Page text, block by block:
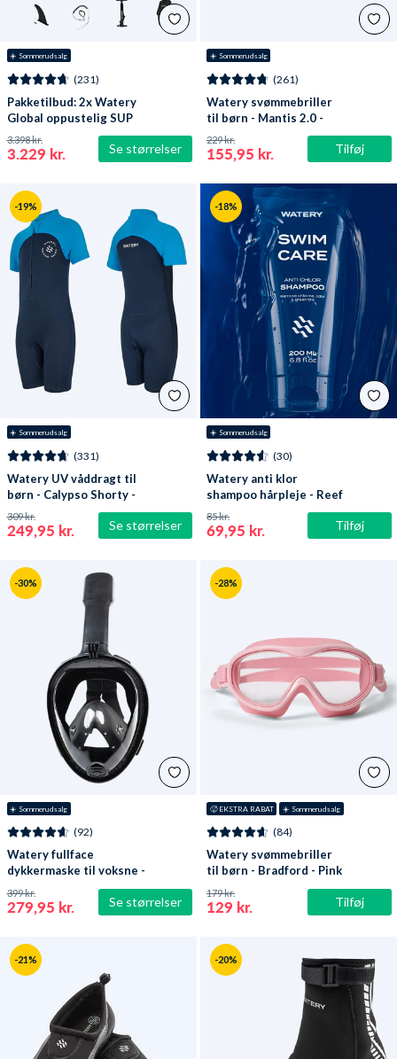
☀️ Sommerudsalg
Se størrelser
(231)
Pakketilbud: 2x Watery
Global oppustelig SUP
PaddleBoard 10'6
3.229 kr.
3.398 kr.
☀️ Sommerudsalg
Tilføj
(261)
Watery svømmebriller
til børn - Mantis 2.0 -
Lilla/klar
155,95 kr.
229 kr.
-19%
☀️ Sommerudsalg
Se størrelser
(331)
Watery UV våddragt til
børn - Calypso Shorty -
Mørkeblå
249,95 kr.
309 kr.
-18%
☀️ Sommerudsalg
Tilføj
(30)
Watery anti klor
shampoo hårpleje - Reef
69,95 kr.
85 kr.
-30%
☀️ Sommerudsalg
Se størrelser
(92)
Watery fullface
dykkermaske til voksne -
Oxygen - Sort
279,95 kr.
399 kr.
🥵 EKSTRA RABAT
-28%
☀️ Sommerudsalg
Tilføj
(84)
Watery svømmebriller
til børn - Bradford - Pink
129 kr.
179 kr.
-21% -20%